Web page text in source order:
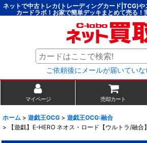
ネットで中古トレカ(トレーディングカード|TCG)
カードラボ！お家で簡単デッキまとめて売る！
ご依頼後にメールが届いてい
マイページ 売却カート
ホーム > 遊戯王OCG > 遊戯王OCG:融合
>
【遊戯】E-HERO ネオス・ロード【ウルトラ/融